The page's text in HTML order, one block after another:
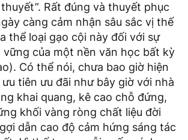
Rất đúng và thuyết phục
càng cảm nhận sâu sắc vị thế
thể loại gạo cội này đối với sự
của một nền văn học bất kỳ
Có thể nói, chưa bao giờ hiện
tiên ưu đãi như bây giờ với nhà
khai quang, kê cao chỗ đứng,
khối vàng ròng chất liệu đời
dẫn cao độ cảm hứng sáng tác